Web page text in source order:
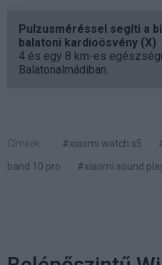
Pulzusméréssel segíti a
balatoni kardioösvény (X)
4 és egy 8 km-es
Balatonalmádiban.
Címkék: #xiaomi watch s5
band 10 pro
#xiaomi sound